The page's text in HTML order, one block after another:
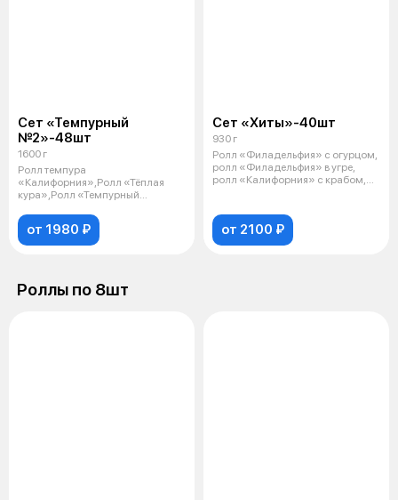
Сет «Темпурный
№2»-48шт
1600 г
Ролл темпура
«Калифорния»,Ролл «Тёплая
кура»,Ролл «Темпурный
от 1980 ₽
Сет «Хиты»-40шт
930 г
Ролл «Филадельфия» с огурцом,
ролл «Филадельфия» в угре,
ролл «Калифорния» с крабом,
от 2100 ₽
Роллы по 8шт